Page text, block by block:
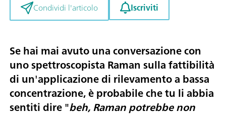
Condividi l'articolo Iscriviti
Se hai mai avuto una conversazione con
uno spettroscopista Raman sulla fattibilità
di un'applicazione di rilevamento a bassa
concentrazione, è probabile che tu li abbia
sentiti dire "beh, Raman potrebbe non